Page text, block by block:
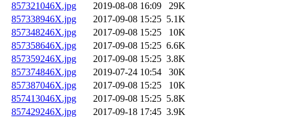
857321046X.jpg
2019-08-08 16:09
29K
857338946X.jpg
2017-09-08 15:25 5.1K
857348246X.jpg
2017-09-08 15:25
10K
857358646X.jpg
2017-09-08 15:25 6.6K
857359246X.jpg
2017-09-08 15:25 3.8K
857374846X.jpg
2019-07-24 10:54
30K
857387046X.jpg
2017-09-08 15:25
10K
857413046X.jpg
2017-09-08 15:25 5.8K
857429246X.jpg
2017-09-18 17:45 3.9K